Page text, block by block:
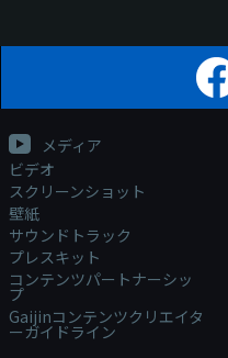
メディア
ビデオ
スクリーンショット
壁紙
サウンドトラック
プレスキット
コンテンツパートナーシッ
プ
Gaijinコンテンツクリエイタ
ーガイドライン